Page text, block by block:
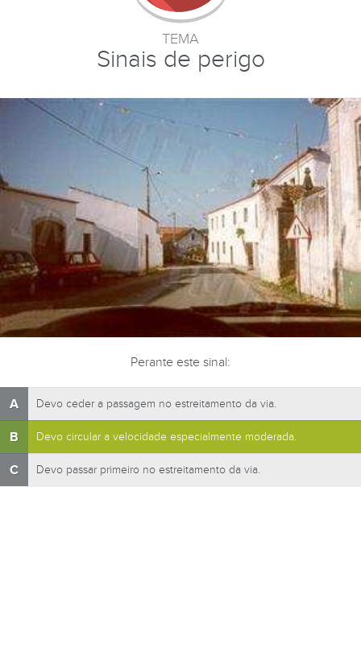
TEMA
Sinais de perigo
Perante este sinal:
A Devo ceder a passagem no estreitamento da via.
B Devo circular a velocidade especialmente moderada.
C Devo passar primeiro no estreitamento da via.